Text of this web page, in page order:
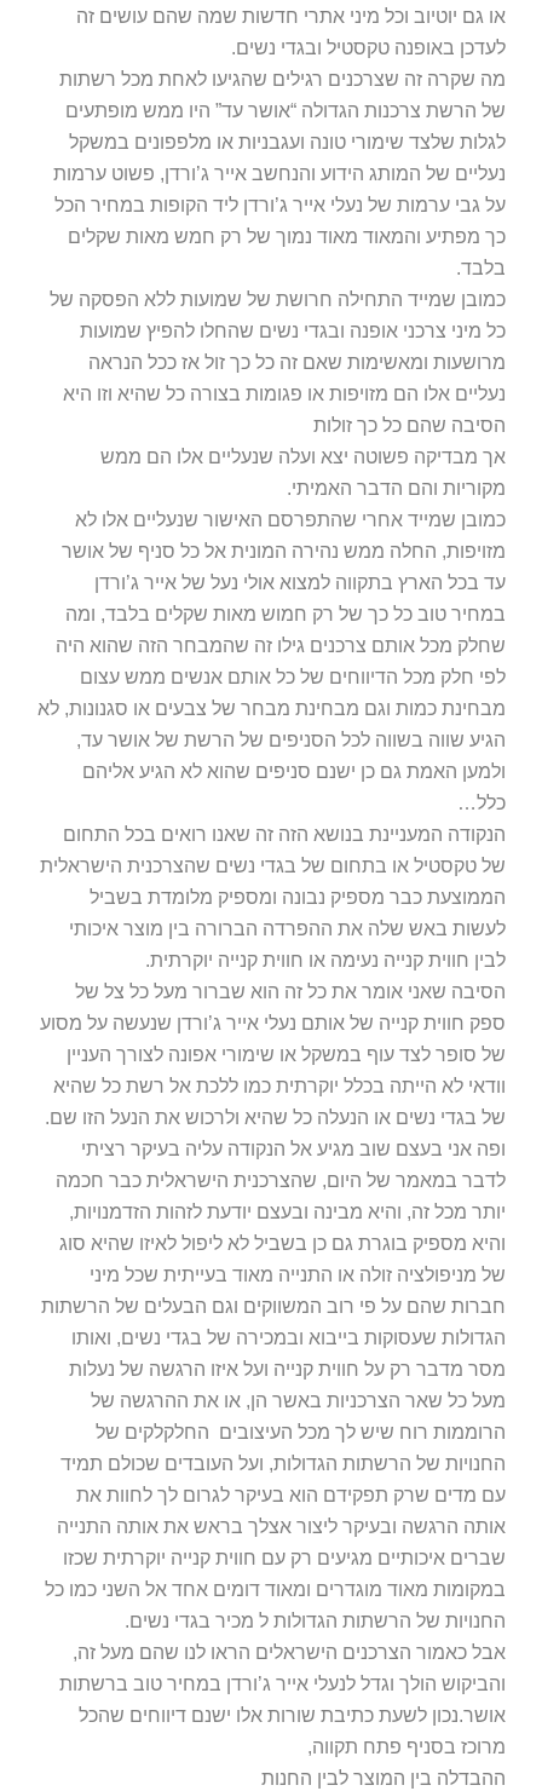
או גם יוטיוב וכל מיני אתרי חדשות שמה שהם עושים זה
לעדכן באופנה טקסטיל ובגדי נשים.
מה שקרה זה שצרכנים רגילים שהגיעו לאחת מכל רשתות
של הרשת צרכנות הגדולה “אושר עד” היו ממש מופתעים
לגלות שלצד שימורי טונה ועגבניות או מלפפונים במשקל
נעליים של המותג הידוע והנחשב אייר ג’ורדן, פשוט ערמות
על גבי ערמות של נעלי אייר ג’ורדן ליד הקופות במחיר הכל
כך מפתיע והמאוד מאוד נמוך של רק חמש מאות שקלים
בלבד.
כמובן שמייד התחילה חרושת של שמועות ללא הפסקה של
כל מיני צרכני אופנה ובגדי נשים שהחלו להפיץ שמועות
מרושעות ומאשימות שאם זה כל כך זול אז ככל הנראה
נעליים אלו הם מזויפות או פגומות בצורה כל שהיא וזו היא
הסיבה שהם כל כך זולות
אך מבדיקה פשוטה יצא ועלה שנעליים אלו הם ממש
מקוריות והם הדבר האמיתי.
כמובן שמייד אחרי שהתפרסם האישור שנעליים אלו לא
מזויפות, החלה ממש נהירה המונית אל כל סניף של אושר
עד בכל הארץ בתקווה למצוא אולי נעל של אייר ג’ורדן
במחיר טוב כל כך של רק חמוש מאות שקלים בלבד, ומה
שחלק מכל אותם צרכנים גילו זה שהמבחר הזה שהוא היה
לפי חלק מכל הדיווחים של כל אותם אנשים ממש עצום
מבחינת כמות וגם מבחינת מבחר של צבעים או סגנונות, לא
הגיע שווה בשווה לכל הסניפים של הרשת של אושר עד,
ולמען האמת גם כן ישנם סניפים שהוא לא הגיע אליהם
כלל…
הנקודה המעניינת בנושא הזה זה שאנו רואים בכל התחום
של טקסטיל או בתחום של בגדי נשים שהצרכנית הישראלית
הממוצעת כבר מספיק נבונה ומספיק מלומדת בשביל
לעשות באש שלה את ההפרדה הברורה בין מוצר איכותי
לבין חווית קנייה נעימה או חווית קנייה יוקרתית.
הסיבה שאני אומר את כל זה הוא שברור מעל כל צל של
ספק חווית קנייה של אותם נעלי אייר ג’ורדן שנעשה על מסוע
של סופר לצד עוף במשקל או שימורי אפונה לצורך העניין
וודאי לא הייתה בכלל יוקרתית כמו ללכת אל רשת כל שהיא
של בגדי נשים או הנעלה כל שהיא ולרכוש את הנעל הזו שם.
ופה אני בעצם שוב מגיע אל הנקודה עליה בעיקר רציתי
לדבר במאמר של היום, שהצרכנית הישראלית כבר חכמה
יותר מכל זה, והיא מבינה ובעצם יודעת לזהות הזדמנויות,
והיא מספיק בוגרת גם כן בשביל לא ליפול לאיזו שהיא סוג
של מניפולציה זולה או התנייה מאוד בעייתית שכל מיני
חברות שהם על פי רוב המשווקים וגם הבעלים של הרשתות
הגדולות שעסוקות בייבוא ובמכירה של בגדי נשים, ואותו
מסר מדבר רק על חווית קנייה ועל איזו הרגשה של נעלות
מעל כל שאר הצרכניות באשר הן, או את ההרגשה של
הרוממות רוח שיש לך מכל העיצובים החלקלקים של
החנויות של הרשתות הגדולות, ועל העובדים שכולם תמיד
עם מדים שרק תפקידם הוא בעיקר לגרום לך לחוות את
אותה הרגשה ובעיקר ליצור אצלך בראש את אותה התנייה
שברים איכותיים מגיעים רק עם חווית קנייה יוקרתית שכזו
במקומות מאוד מוגדרים ומאוד דומים אחד אל השני כמו כל
החנויות של הרשתות הגדולות ל מכיר בגדי נשים.
אבל כאמור הצרכנים הישראלים הראו לנו שהם מעל זה,
והביקוש הולך וגדל לנעלי אייר ג’ורדן במחיר טוב ברשתות
אושר.נכון לשעת כתיבת שורות אלו ישנם דיווחים שהכל
מרוכז בסניף פתח תקווה,
ההבדלה בין המוצר לבין החנות